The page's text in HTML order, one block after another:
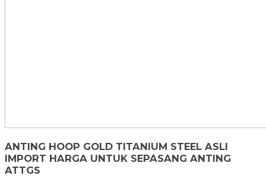
ANTING HOOP GOLD TITANIUM STEEL ASLI
IMPORT HARGA UNTUK SEPASANG ANTING
ATTGS